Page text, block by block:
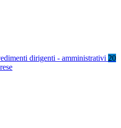
dirigenti - amministrativi 20